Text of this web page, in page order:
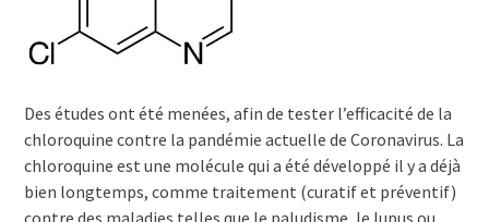
Des études ont été menées, afin de tester l’efficacité de la
chloroquine contre la pandémie actuelle de Coronavirus. La
chloroquine est une molécule qui a été développé il y a déjà
bien longtemps, comme traitement (curatif et préventif)
contre des maladies telles que le paludisme, le lupus ou